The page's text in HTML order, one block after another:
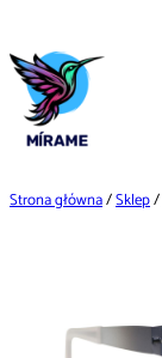
do
treści
Strona główna/Sklep/